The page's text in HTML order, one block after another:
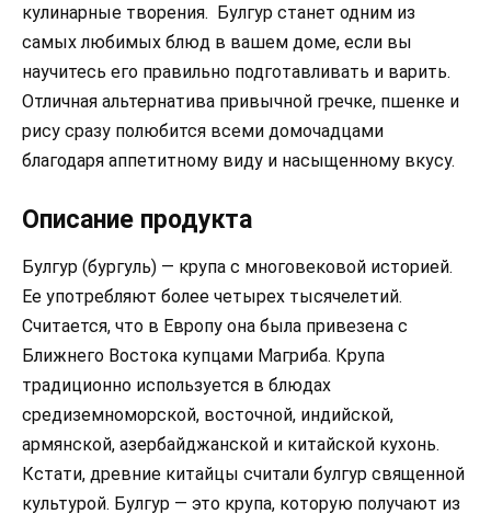
кулинарные творения. Булгур станет одним из
самых любимых блюд в вашем доме, если вы
научитесь его правильно подготавливать и варить.
Отличная альтернатива привычной гречке, пшенке и
рису сразу полюбится всеми домочадцами
благодаря аппетитному виду и насыщенному вкусу.
Описание продукта
Булгур (бургуль) — крупа с многовековой историей.
Ее употребляют более четырех тысячелетий.
Считается, что в Европу она была привезена с
Ближнего Востока купцами Магриба. Крупа
традиционно используется в блюдах
средиземноморской, восточной, индийской,
армянской, азербайджанской и китайской кухонь.
Кстати, древние китайцы считали булгур священной
культурой. Булгур — это крупа, которую получают из